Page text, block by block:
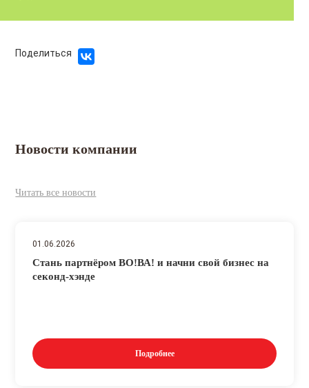
Поделиться
Новости компании
Читать все новости
01.06.2026
Стань партнёром ВО!ВА! и начни свой бизнес на
секонд-хэнде
Подробнее